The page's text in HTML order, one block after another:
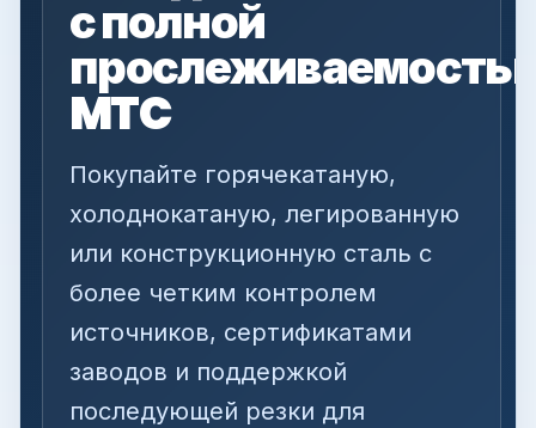
с полной
MTC
Покупайте горячекатаную,
холоднокатаную, легированную
или конструкционную сталь с
более четким контролем
источников, сертификатами
заводов и поддержкой
последующей резки для